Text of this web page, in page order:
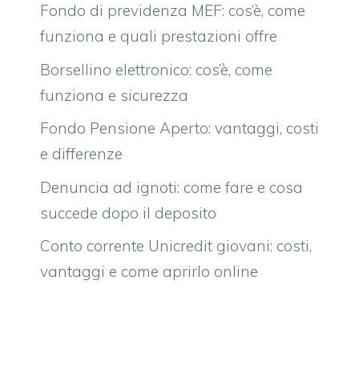
Fondo di previdenza MEF: cos’è, come
funziona e quali prestazioni offre
Borsellino elettronico: cos’è, come
funziona e sicurezza
Fondo Pensione Aperto: vantaggi, costi
e differenze
Denuncia ad ignoti: come fare e cosa
succede dopo il deposito
Conto corrente Unicredit giovani: costi,
vantaggi e come aprirlo online